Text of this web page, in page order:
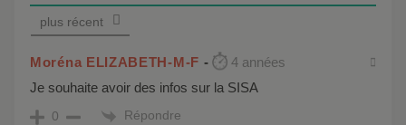
plus récent
Moréna ELIZABETH-M-F
4 années
Je souhaite avoir des infos sur la SISA
0 Répondre